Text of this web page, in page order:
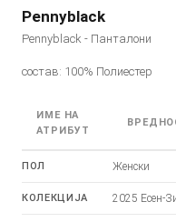
Pennyblack
Pennyblack - Панталони
состав: 100% Полиестер
ИМЕ НА
АТРИБУТ
ПОЛ Женски
КОЛЕКЦИЈА 2025 Есен-